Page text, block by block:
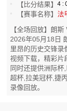
【比分结果】4 :
【赛事名称】 法
【全场回放】朗
2026年05月18日
里昂的历史交锋录
视频下载，精彩片
同时还提供洲际杯
超杯,拉美冠杯,捷
录像回放。